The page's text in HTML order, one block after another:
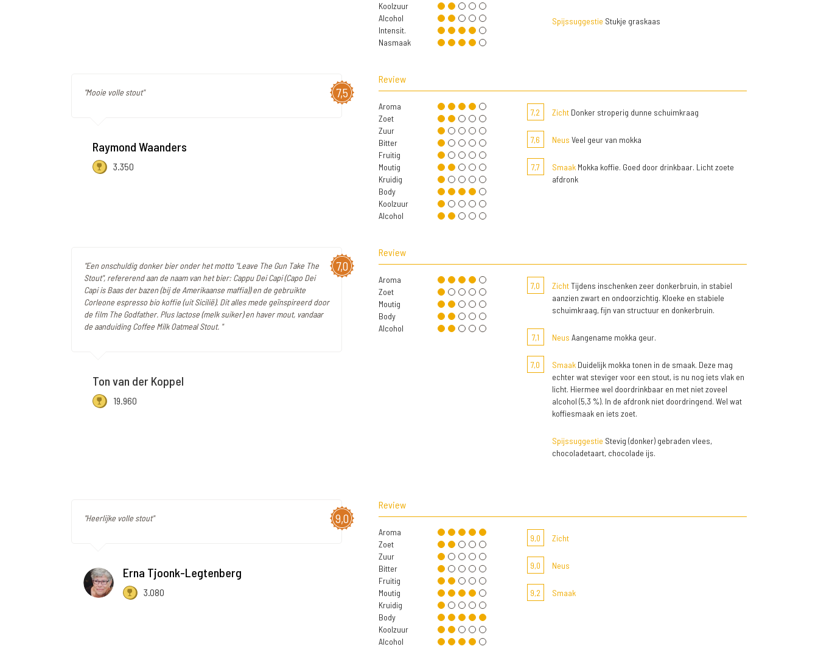
Koolzuur
Alcohol
Intensit.
Nasmaak
Spijssuggestie Stukje graskaas
7,5
"Mooie volle stout"
Raymond Waanders
3.350
Review
Aroma
Zoet
Zuur
Bitter
Fruitig
Moutig
Kruidig
Body
Koolzuur
Alcohol
7,2 ZichtDonker stroperig dunne schuimkraag
7,6 Neus Veel geur van mokka
7,7 SmaakMokka koffie. Goed door drinkbaar. Licht zoete
afdronk
7,0
"Een onschuldig donker bier onder het motto "Leave The Gun Take The
Stout", refererend aan de naam van het bier: Cappu Dei Capi (Capo Dei
Capi is Baas der bazen (bij de Amerikaanse maffia)) en de gebruikte
Corleone espresso bio koffie (uit Sicilië). Dit alles mede geïnspireerd door
de film The Godfather. Plus lactose (melk suiker) en haver mout, vandaar
de aanduiding Coffee Milk Oatmeal Stout. "
Ton van der Koppel
19.960
Review
Aroma
Zoet
Moutig
Body
Alcohol
7,0 ZichtTijdens inschenken zeer donkerbruin, in stabiel
aanzien zwart en ondoorzichtig. Kloeke en stabiele
schuimkraag, fijn van structuur en donkerbruin.
7,1 Neus Aangename mokka geur.
7,0 SmaakDuidelijk mokka tonen in de smaak. Deze mag
echter wat steviger voor een stout, is nu nog iets vlak en
licht. Hiermee wel doordrinkbaar en met niet zoveel
alcohol (5,3 %). In de afdronk niet doordringend. Wel wat
koffiesmaak en iets zoet.
Spijssuggestie Stevig (donker) gebraden vlees,
chocoladetaart, chocolade ijs.
9,0
"Heerlijke volle stout"
Erna Tjoonk-Legtenberg
3.080
Review
Aroma
Zoet
Zuur
Bitter
Fruitig
Moutig
Kruidig
Body
Koolzuur
Alcohol
9,0 Zicht
9,0 Neus
9,2 Smaak